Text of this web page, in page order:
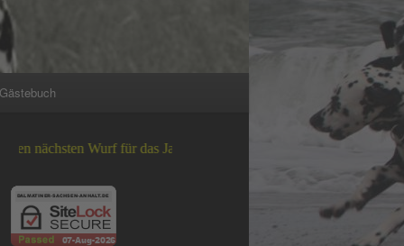
Gästebuch
Wurf für das Jahr 2026 +++